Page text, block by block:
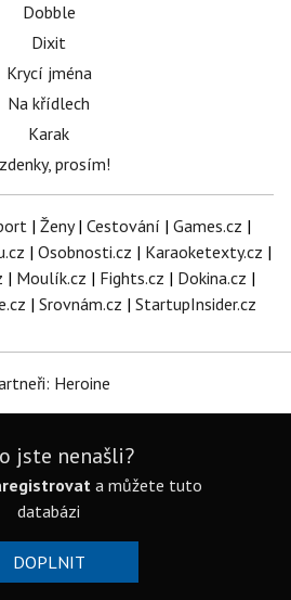
Dobble
Dixit
Krycí jména
Na křídlech
Karak
prosím!
| Ženy| Cestování | Games.cz |
| Osobnosti.cz | Karaoketexty.cz |
| Moulík.cz | Fights.cz | Dokina.cz |
| Srovnám.cz | StartupInsider.cz
Heroine
jste nenašli?
a můžete tuto
databázi
DOPLNIT